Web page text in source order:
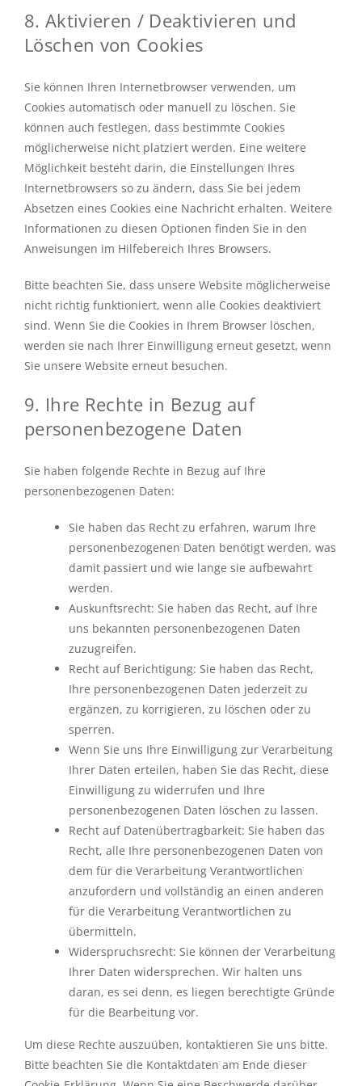
8. Aktivieren / Deaktivieren und
Löschen von Cookies
Sie können Ihren Internetbrowser verwenden, um
Cookies automatisch oder manuell zu löschen. Sie
können auch festlegen, dass bestimmte Cookies
möglicherweise nicht platziert werden. Eine weitere
Möglichkeit besteht darin, die Einstellungen Ihres
Internetbrowsers so zu ändern, dass Sie bei jedem
Absetzen eines Cookies eine Nachricht erhalten. Weitere
Informationen zu diesen Optionen finden Sie in den
Anweisungen im Hilfebereich Ihres Browsers.
Bitte beachten Sie, dass unsere Website möglicherweise
nicht richtig funktioniert, wenn alle Cookies deaktiviert
sind. Wenn Sie die Cookies in Ihrem Browser löschen,
werden sie nach Ihrer Einwilligung erneut gesetzt, wenn
Sie unsere Website erneut besuchen.
9. Ihre Rechte in Bezug auf
personenbezogene Daten
Sie haben folgende Rechte in Bezug auf Ihre
personenbezogenen Daten:
Sie haben das Recht zu erfahren, warum Ihre
personenbezogenen Daten benötigt werden, was
damit passiert und wie lange sie aufbewahrt
werden.
Auskunftsrecht: Sie haben das Recht, auf Ihre
uns bekannten personenbezogenen Daten
zuzugreifen.
Recht auf Berichtigung: Sie haben das Recht,
Ihre personenbezogenen Daten jederzeit zu
ergänzen, zu korrigieren, zu löschen oder zu
sperren.
Wenn Sie uns Ihre Einwilligung zur Verarbeitung
Ihrer Daten erteilen, haben Sie das Recht, diese
Einwilligung zu widerrufen und Ihre
personenbezogenen Daten löschen zu lassen.
Recht auf Datenübertragbarkeit: Sie haben das
Recht, alle Ihre personenbezogenen Daten von
dem für die Verarbeitung Verantwortlichen
anzufordern und vollständig an einen anderen
für die Verarbeitung Verantwortlichen zu
übermitteln.
Widerspruchsrecht: Sie können der Verarbeitung
Ihrer Daten widersprechen. Wir halten uns
daran, es sei denn, es liegen berechtigte Gründe
für die Bearbeitung vor.
Um diese Rechte auszuüben, kontaktieren Sie uns bitte.
Bitte beachten Sie die Kontaktdaten am Ende dieser